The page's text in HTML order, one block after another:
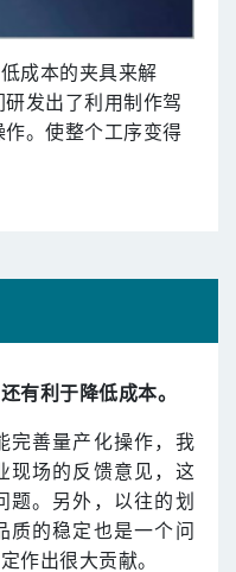
成本的夹具来解
发出了利用制作驾
。使整个工序变得
有利于降低成本。
完善量产化操作，我
现场的反馈意见，这
题。另外，以往的划
质的稳定也是一个问
作出很大贡献。